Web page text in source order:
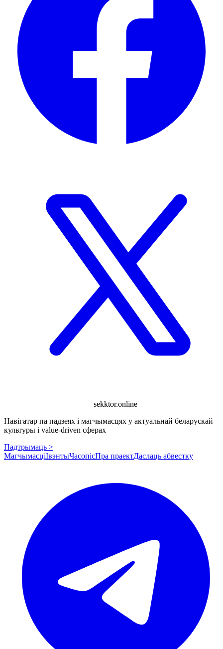
sekktor.online
Навігатар па падзеях і магчымасцях у актуальнай беларускай
культуры і value-driven сферах
Падтрымаць >
МагчымасціІвэнтыЧасопісПра праектДаслаць абвестку